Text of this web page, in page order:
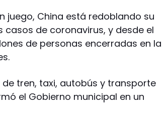
juego, China está redoblando su
de coronavirus, y desde el
de personas encerradas en la
tren, taxi, autobús y transporte
el Gobierno municipal en un